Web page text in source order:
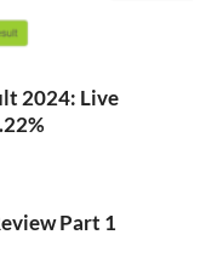
2024: Live
Part 1